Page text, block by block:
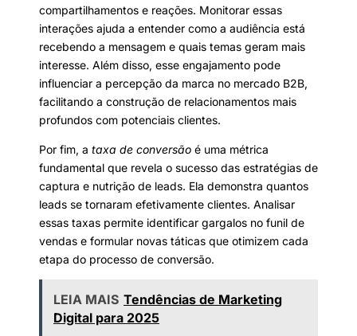
compartilhamentos e reações. Monitorar essas
interações ajuda a entender como a audiência está
recebendo a mensagem e quais temas geram mais
interesse. Além disso, esse engajamento pode
influenciar a percepção da marca no mercado B2B,
facilitando a construção de relacionamentos mais
profundos com potenciais clientes.
Por fim, a taxa de conversão é uma métrica
fundamental que revela o sucesso das estratégias de
captura e nutrição de leads. Ela demonstra quantos
leads se tornaram efetivamente clientes. Analisar
essas taxas permite identificar gargalos no funil de
vendas e formular novas táticas que otimizem cada
etapa do processo de conversão.
LEIA MAIS Tendências de Marketing
Digital para 2025